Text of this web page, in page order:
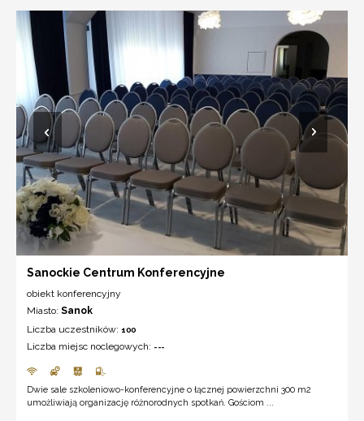
Sanockie Centrum Konferencyjne
obiekt konferencyjny
Miasto: Sanok
Liczba uczestników: 100
Liczba miejsc noclegowych: ---
Dwie sale szkoleniowo-konferencyjne o łącznej powierzchni 300 m2
umożliwiają organizację różnorodnych spotkań. Gościom ...